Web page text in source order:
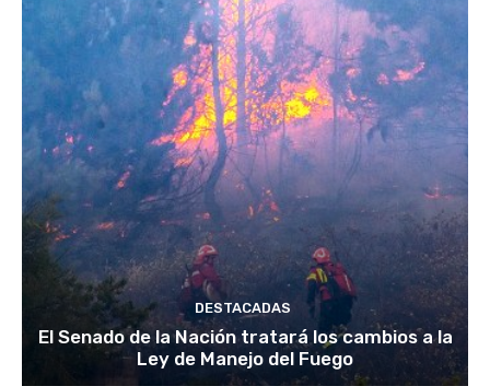
DESTACADAS
El Senado de la Nación tratará los cambios a la
Ley de Manejo del Fuego